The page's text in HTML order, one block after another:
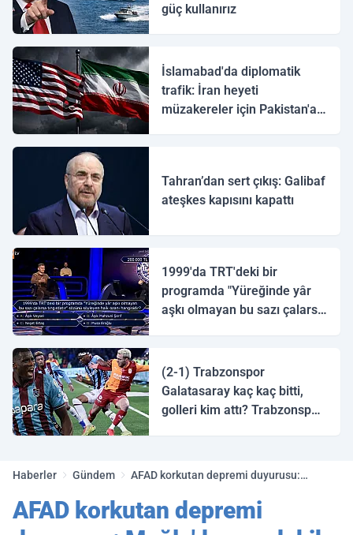
güç kullanırız
İslamabad'da diplomatik
trafik: İran heyeti
müzakereler için Pakistan'a
Tahran’dan sert çıkış: Galibaf
ateşkes kapısını kapattı
1999'da TRT'deki bir
programda "Yüreğinde yâr
aşkı olmayan bu sazı çalarsa
(2-1) Trabzonspor
Galatasaray kaç kaç bitti,
golleri kim attı? Trabzonspor
Haberler Gündem
AFAD korkutan depremi duyurusu:
belli oldu
AFAD korkutan depremi